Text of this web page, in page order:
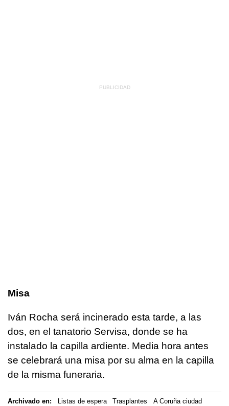
Misa
Iván Rocha será incinerado esta tarde, a las
dos, en el tanatorio Servisa, donde se ha
instalado la capilla ardiente. Media hora antes
se celebrará una misa por su alma en la capilla
de la misma funeraria.
Archivado en: Listas de espera Trasplantes
A Coruña ciudad